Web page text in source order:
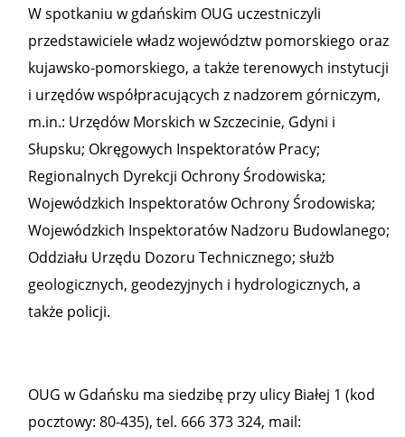
W spotkaniu w gdańskim OUG uczestniczyli
przedstawiciele władz województw pomorskiego oraz
kujawsko-pomorskiego, a także terenowych instytucji
i urzędów współpracujących z nadzorem górniczym,
m.in.: Urzędów Morskich w Szczecinie, Gdyni i
Słupsku; Okręgowych Inspektoratów Pracy;
Regionalnych Dyrekcji Ochrony Środowiska;
Wojewódzkich Inspektoratów Ochrony Środowiska;
Wojewódzkich Inspektoratów Nadzoru Budowlanego;
Oddziału Urzędu Dozoru Technicznego; służb
geologicznych, geodezyjnych i hydrologicznych, a
także policji.
OUG w Gdańsku ma siedzibę przy ulicy Białej 1 (kod
pocztowy: 80-435), tel. 666 373 324, mail: